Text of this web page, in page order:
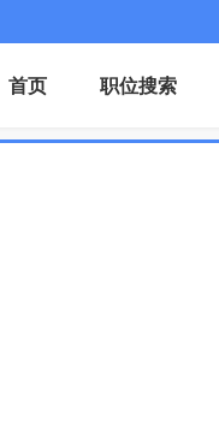
首页 职位搜索